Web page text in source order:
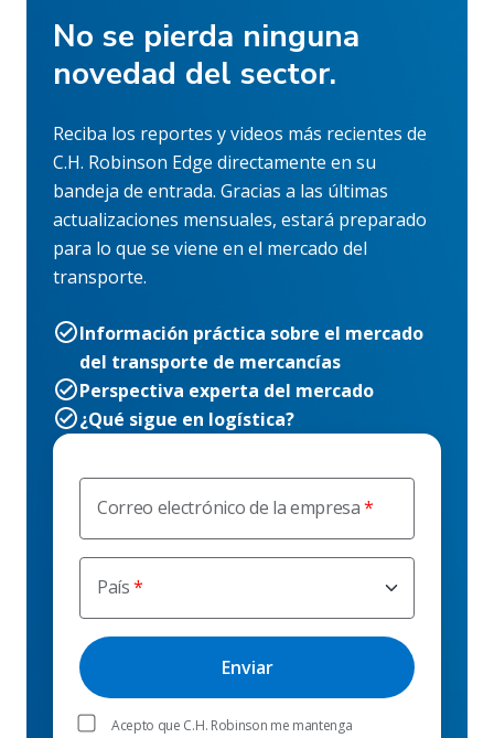
Correo electrónico de la empresa
País
Acepto que C.H. Robinson me mantenga
No se pierda ninguna
novedad del sector.
Reciba los reportes y videos más recientes de
C.H. Robinson Edge directamente en su
bandeja de entrada. Gracias a las últimas
actualizaciones mensuales, estará preparado
para lo que se viene en el mercado del
transporte.
Información práctica sobre el mercado
del transporte de mercancías
Perspectiva experta del mercado
¿Qué sigue en logística?